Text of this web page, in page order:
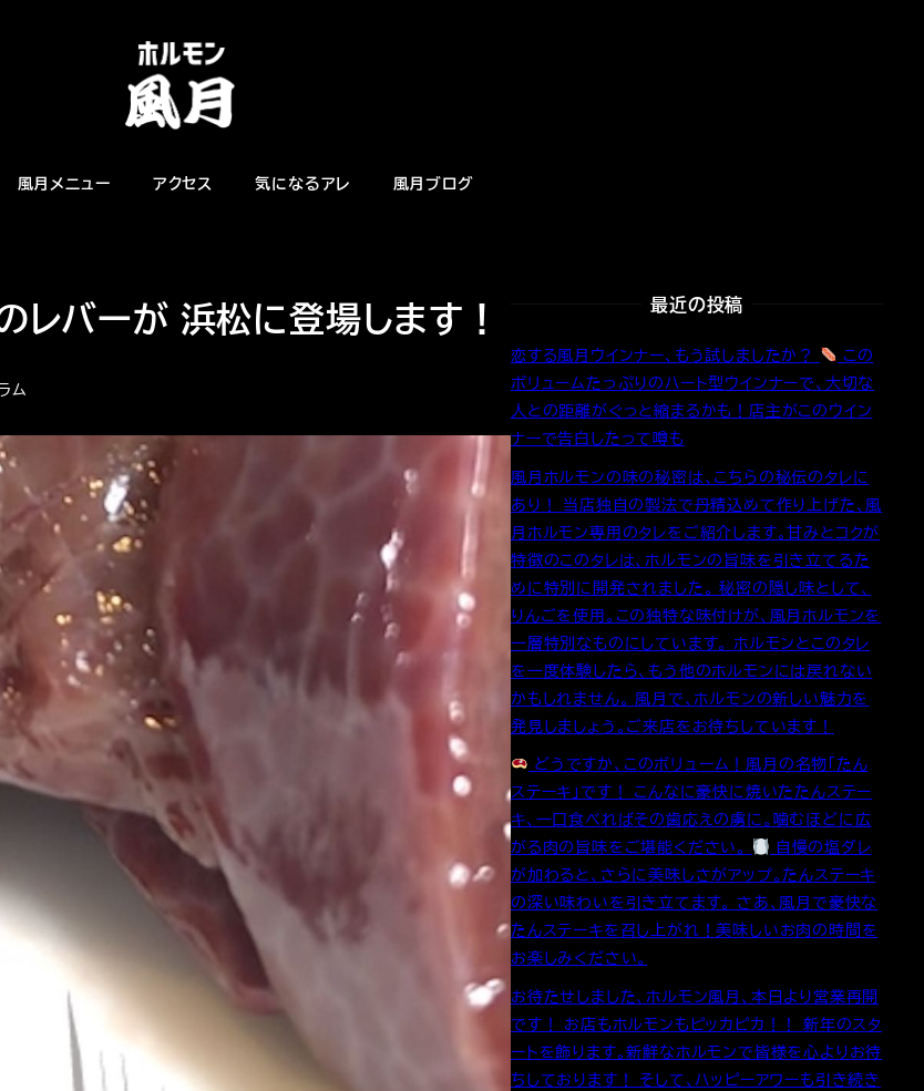
風月メニュー アクセス 気になるアレ 風月ブログ
バーが 浜松に登場します！
ム
最近の投稿
恋する風月ウインナー、もう試しましたか？
この
ボリュームたっぷりのハート型ウインナーで、大切な
人との距離がぐっと縮まるかも！店主がこのウイン
ナーで告白したって噂も
風月ホルモンの味の秘密は、こちらの秘伝のタレに
あり！ 当店独自の製法で丹精込めて作り上げた、風
月ホルモン専用のタレをご紹介します。甘みとコクが
特徴のこのタレは、ホルモンの旨味を引き立てるた
めに特別に開発されました。 秘密の隠し味として、
りんごを使用。この独特な味付けが、風月ホルモンを
一層特別なものにしています。 ホルモンとこのタレ
を一度体験したら、もう他のホルモンには戻れない
かもしれません。 風月で、ホルモンの新しい魅力を
発見しましょう。ご来店をお待ちしています！
どうですか、このボリューム！風月の名物「たん
ステーキ」です！ こんなに豪快に焼いたたんステー
キ、一口食べればその歯応えの虜に。噛むほどに広
がる肉の旨味をご堪能ください。
自慢の塩ダレ
が加わると、さらに美味しさがアップ。たんステーキ
の深い味わいを引き立てます。 さあ、風月で豪快な
たんステーキを召し上がれ！美味しいお肉の時間を
お楽しみください。
お待たせしました、ホルモン風月、本日より営業再開
です！ お店もホルモンもピッカピカ！！ 新年のスタ
ートを飾ります。新鮮なホルモンで皆様を心よりお待
ちしております！ そして、ハッピーアワーも引き続き